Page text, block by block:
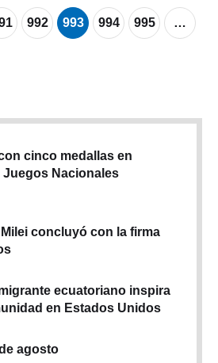
992 993 994 995 …
cinco medallas en
Nacionales
concluyó con la firma
ecuatoriano inspira
en Estados Unidos
agosto